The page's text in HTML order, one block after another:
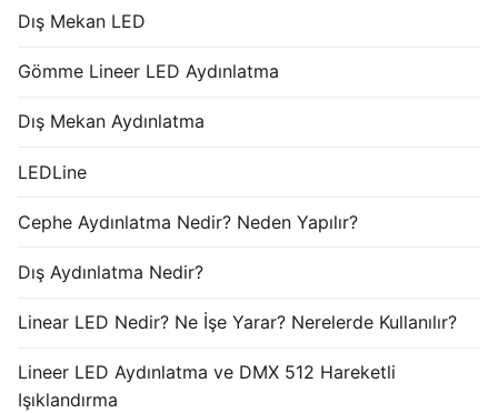
Dış Mekan LED
Gömme Lineer LED Aydınlatma
Dış Mekan Aydınlatma
LEDLine
Cephe Aydınlatma Nedir? Neden Yapılır?
Dış Aydınlatma Nedir?
Linear LED Nedir? Ne İşe Yarar? Nerelerde Kullanılır?
Lineer LED Aydınlatma ve DMX 512 Hareketli
Işıklandırma